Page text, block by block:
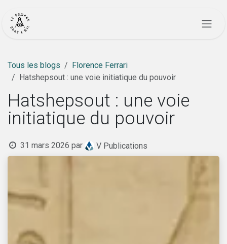
Tous les blogs
Florence Ferrari
Hatshepsout : une voie initiatique du pouvoir
Hatshepsout : une voie
initiatique du pouvoir
31 mars 2026 par V Publications